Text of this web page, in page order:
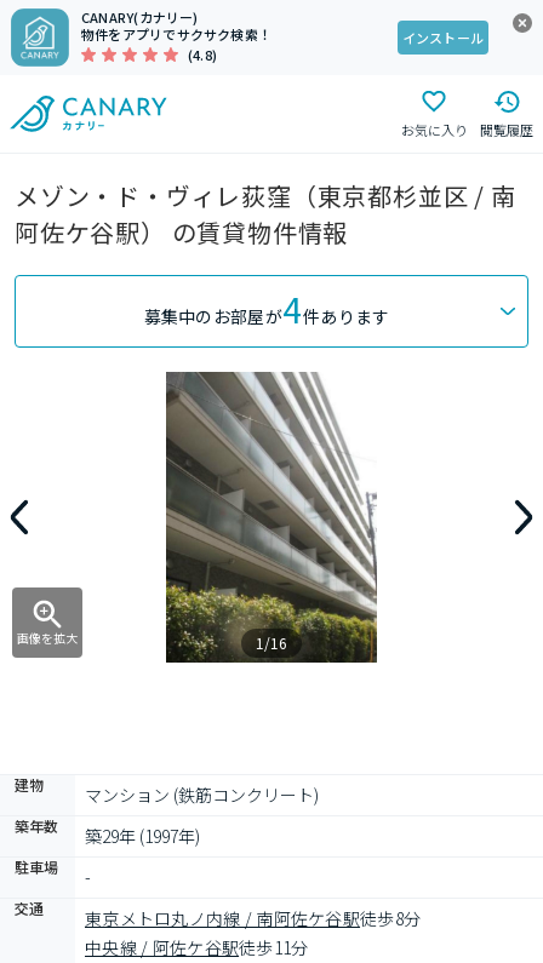
CANARY(カナリー)
物件をアプリでサクサク検索！
(4.8)
インストール
お気に入り 閲覧履歴
メゾン・ド・ヴィレ荻窪（東京都杉並区 / 南
阿佐ケ谷駅） の賃貸物件情報
募集中のお部屋が4件あります
画像を拡大 1/16
建物 マンション (鉄筋コンクリート)
築年数 築29年 (1997年)
駐車場 -
交通 東京メトロ丸ノ内線 / 南阿佐ケ谷駅徒歩8分
中央線 / 阿佐ケ谷駅徒歩11分